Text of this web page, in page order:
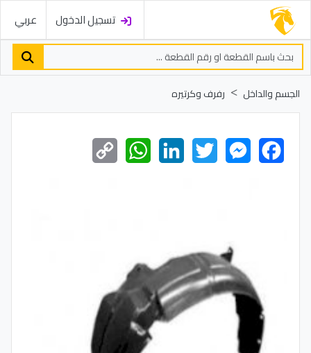
تسجيل الدخول عربي
الجسم والداخل رفرف وكرتيره
Facebook
Messenger
Twitter
LinkedIn
WhatsApp
Copy
Link